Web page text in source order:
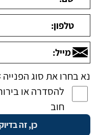
נא בחרו את סוג הפנייה
להסדרה או
חוב